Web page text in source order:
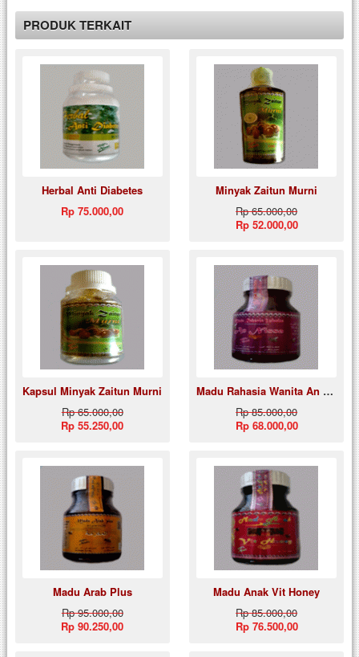
PRODUK TERKAIT
Herbal Anti Diabetes
Rp 75.000,00
Minyak Zaitun Murni
Rp 65.000,00
Rp 52.000,00
Kapsul Minyak Zaitun Murni
Rp 65.000,00
Rp 55.250,00
Madu Rahasia Wanita An Nissa
Rp 85.000,00
Rp 68.000,00
Madu Arab Plus
Rp 95.000,00
Rp 90.250,00
Madu Anak Vit Honey
Rp 85.000,00
Rp 76.500,00